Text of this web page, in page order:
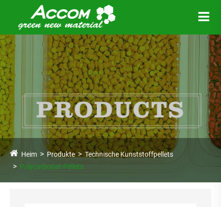
Heim Produkte
Technische Kunststoffpellets
Polycarbonat-Pellets